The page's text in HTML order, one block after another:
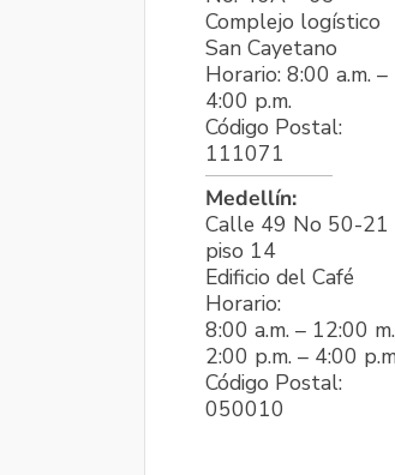
Complejo logístico
San Cayetano
Horario: 8:00 a.m. –
4:00 p.m.
Código Postal:
111071
Medellín:
Calle 49 No 50-21
piso 14
Edificio del Café
Horario:
8:00 a.m. – 12:00
2:00 p.m. – 4:00
Código Postal:
050010